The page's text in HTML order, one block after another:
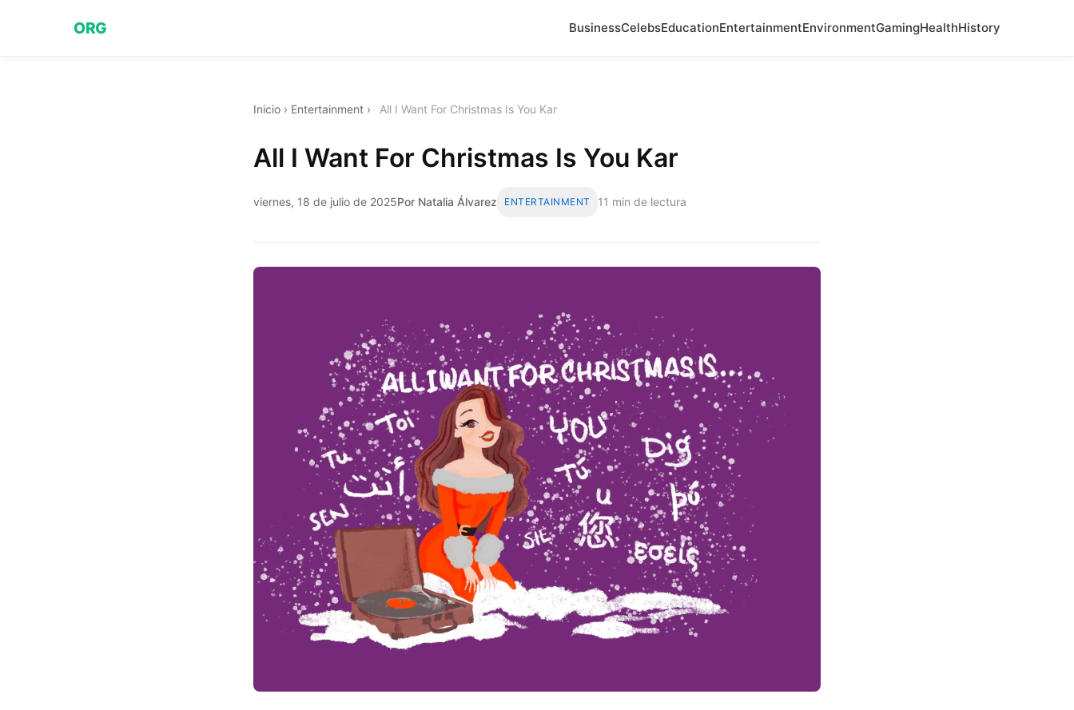
ORG BusinessCelebsEducationEntertainmentEnvironmentGamingHealthHistory
Inicio › Entertainment › All I Want For Christmas Is You Kar
All I Want For Christmas Is You Kar
viernes, 18 de julio de 2025Por Natalia Álvarez ENTERTAINMENT 11 min de lectura